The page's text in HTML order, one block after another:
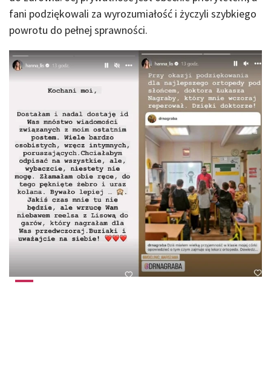
fani podziękowali za wyrozumiałość i życzyli szybkiego
powrotu do pełnej sprawności.